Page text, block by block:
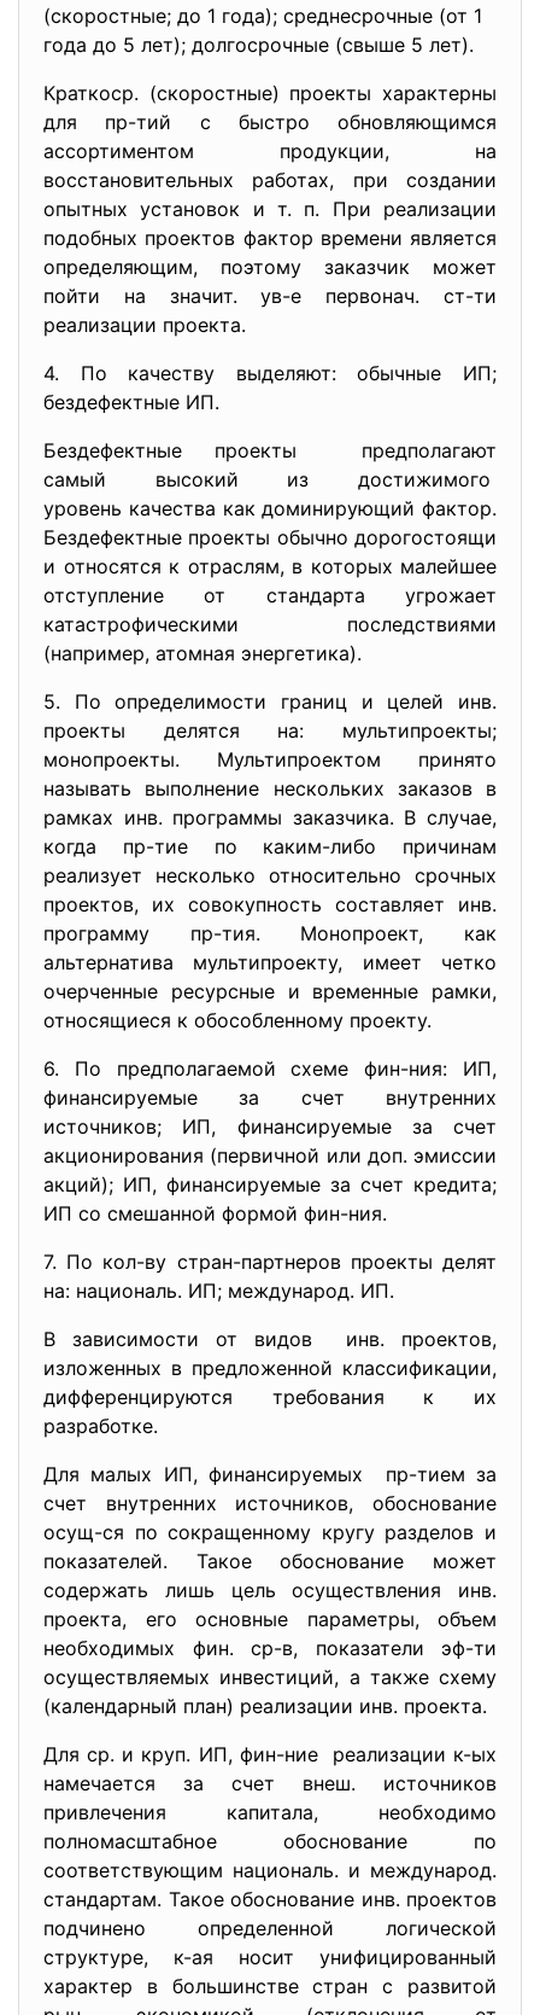
(скоростные; до 1 года); среднесрочные (от 1
года до 5 лет); долгосрочные (свыше 5 лет).
Краткоср. (скоростные) проекты характерны
для пр-тий с быстро обновляющимся
ассортиментом продукции, на
восстановительных работах, при создании
опытных установок и т. п. При реализации
подобных проектов фактор времени является
определяющим, поэтому заказчик может
пойти на значит. ув-е первонач. ст-ти
реализации проекта.
4. По качеству выделяют: обычные ИП;
бездефектные ИП.
Бездефектные проекты предполагают
самый высокий из достижимого
уровень качества как доминирующий фактор.
Бездефектные проекты обычно дорогостоящи
и относятся к отраслям, в которых малейшее
отступление от стандарта угрожает
катастрофическими последствиями
(например, атомная энергетика).
5. По определимости границ и целей инв.
проекты делятся на: мультипроекты;
монопроекты. Мультипроектом принято
называть выполнение нескольких заказов в
рамках инв. программы заказчика. В случае,
когда пр-тие по каким-либо причинам
реализует несколько относительно срочных
проектов, их совокупность составляет инв.
программу пр-тия. Монопроект, как
альтернатива мультипроекту, имеет четко
очерченные ресурсные и временные рамки,
относящиеся к обособленному проекту.
6. По предполагаемой схеме фин-ния: ИП,
финансируемые за счет внутренних
источников; ИП, финансируемые за счет
акционирования (первичной или доп. эмиссии
акций); ИП, финансируемые за счет кредита;
ИП со смешанной формой фин-ния.
7. По кол-ву стран-партнеров проекты делят
на: националь. ИП; международ. ИП.
В зависимости от видов инв. проектов,
изложенных в предложенной классификации,
дифференцируются требования к их
разработке.
Для малых ИП, финансируемых пр-тием за
счет внутренних источников, обоснование
осущ-ся по сокращенному кругу разделов и
показателей. Такое обоснование может
содержать лишь цель осуществления инв.
проекта, его основные параметры, объем
необходимых фин. ср-в, показатели эф-ти
осуществляемых инвестиций, а также схему
(календарный план) реализации инв. проекта.
Для ср. и круп. ИП, фин-ние реализации к-ых
намечается за счет внеш. источников
привлечения капитала, необходимо
полномасштабное обоснование по
соответствующим националь. и международ.
стандартам. Такое обоснование инв. проектов
подчинено определенной логической
структуре, к-ая носит унифицированный
характер в большинстве стран с развитой